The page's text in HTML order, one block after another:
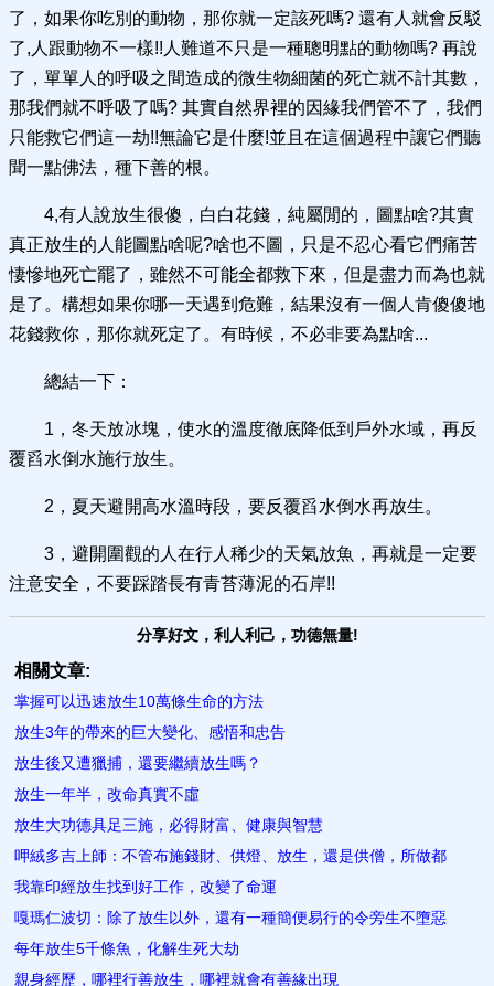
了，如果你吃別的動物，那你就一定該死嗎? 還有人就會反駁
了,人跟動物不一樣!!人難道不只是一種聰明點的動物嗎? 再說
了，單單人的呼吸之間造成的微生物細菌的死亡就不計其數，
那我們就不呼吸了嗎? 其實自然界裡的因緣我們管不了，我們
只能救它們這一劫!!無論它是什麼!並且在這個過程中讓它們聽
聞一點佛法，種下善的根。
4,有人說放生很傻，白白花錢，純屬閒的，圖點啥?其實
真正放生的人能圖點啥呢?啥也不圖，只是不忍心看它們痛苦
悽慘地死亡罷了，雖然不可能全都救下來，但是盡力而為也就
是了。構想如果你哪一天遇到危難，結果沒有一個人肯傻傻地
花錢救你，那你就死定了。有時候，不必非要為點啥...
總結一下：
1，冬天放冰塊，使水的溫度徹底降低到戶外水域，再反
覆舀水倒水施行放生。
2，夏天避開高水溫時段，要反覆舀水倒水再放生。
3，避開圍觀的人在行人稀少的天氣放魚，再就是一定要
注意安全，不要踩踏長有青苔薄泥的石岸!!
分享好文，利人利己，功德無量!
相關文章:
掌握可以迅速放生10萬條生命的方法
放生3年的帶來的巨大變化、感悟和忠告
放生後又遭獵捕，還要繼續放生嗎？
放生一年半，改命真實不虛
放生大功德具足三施，必得財富、健康與智慧
呷絨多吉上師：不管布施錢財、供燈、放生，還是供僧，所做都
我靠印經放生找到好工作，改變了命運
嘎瑪仁波切：除了放生以外，還有一種簡便易行的令旁生不墮惡
每年放生5千條魚，化解生死大劫
親身經歷，哪裡行善放生，哪裡就會有善緣出現